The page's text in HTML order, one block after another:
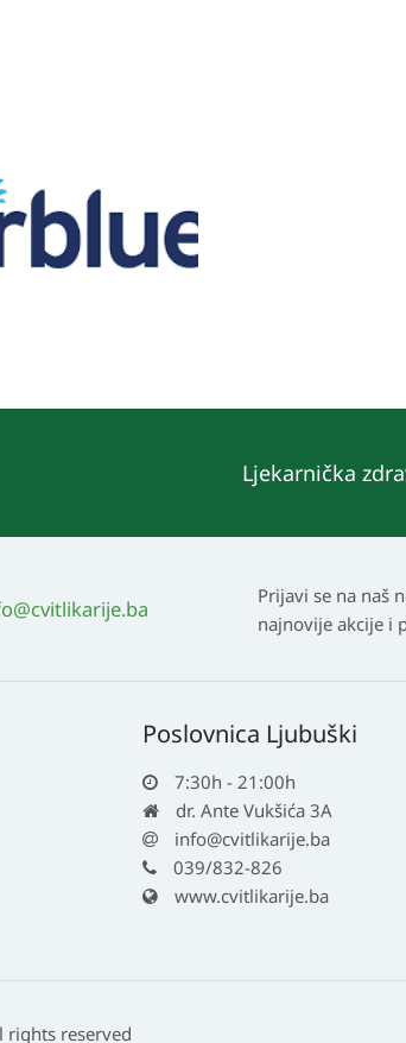
Ljekarnička
Prijavi se na naš
najnovije akcije i
Poslovnica Ljubuški
7:30h - 21:00h
dr. Ante Vukšića 3A
info@cvitlikarije.ba
039/832-826
www.cvitlikarije.ba
reserved